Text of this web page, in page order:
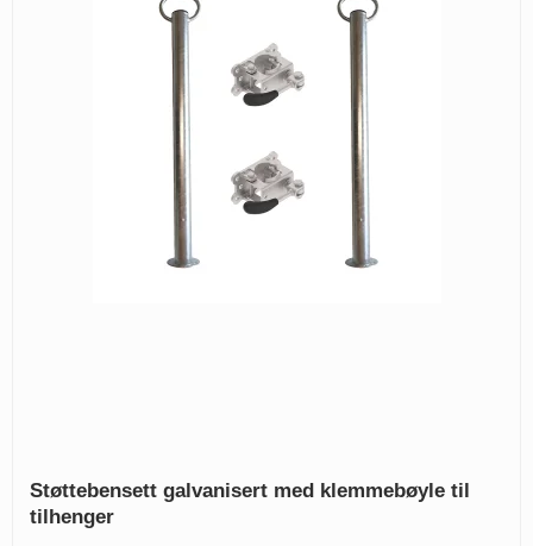
Støttebensett galvanisert med klemmebøyle til
tilhenger